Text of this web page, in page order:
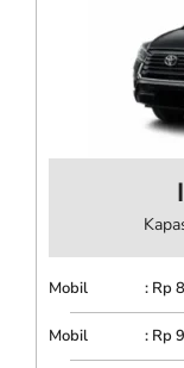
Mobil : Rp
Mobil : Rp